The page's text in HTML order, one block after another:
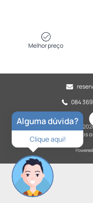
Melhor preço
084
©
Todos
Alguma dúvida?
Clique aqui!